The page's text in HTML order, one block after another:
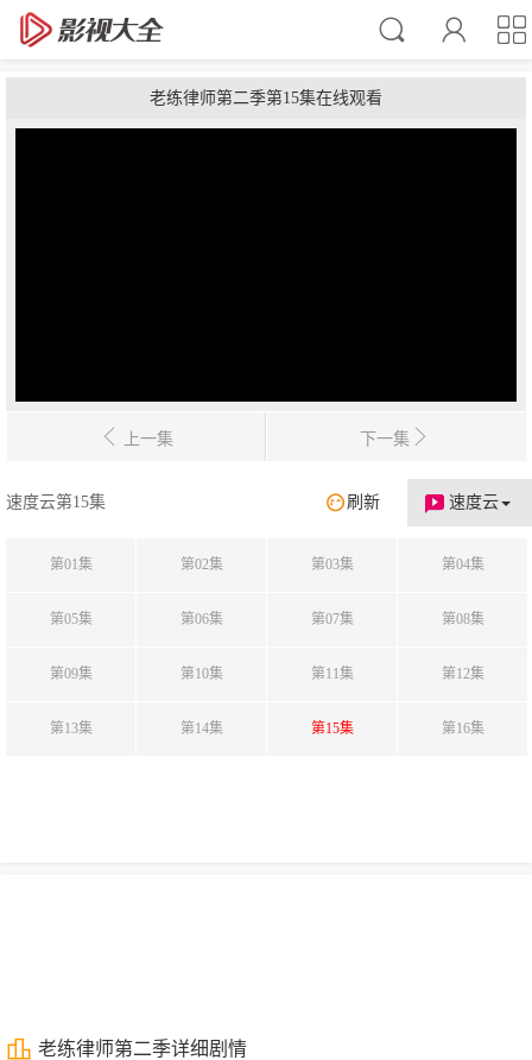
老练律师第二季第15集在线观看
上一集 下一集
速度云
刷新
速度云第15集
第01集 第02集 第03集 第04集
第05集 第06集 第07集 第08集
第09集 第10集 第11集 第12集
第13集 第14集 第15集 第16集
老练律师第二季详细剧情